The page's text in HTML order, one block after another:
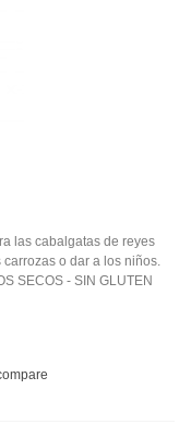
las cabalgatas de reyes
o dar a los niños.
SECOS - SIN GLUTEN